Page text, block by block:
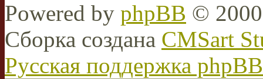
Powered by phpBB ©
Сборка создана CMSart
Русская поддержка phpBB